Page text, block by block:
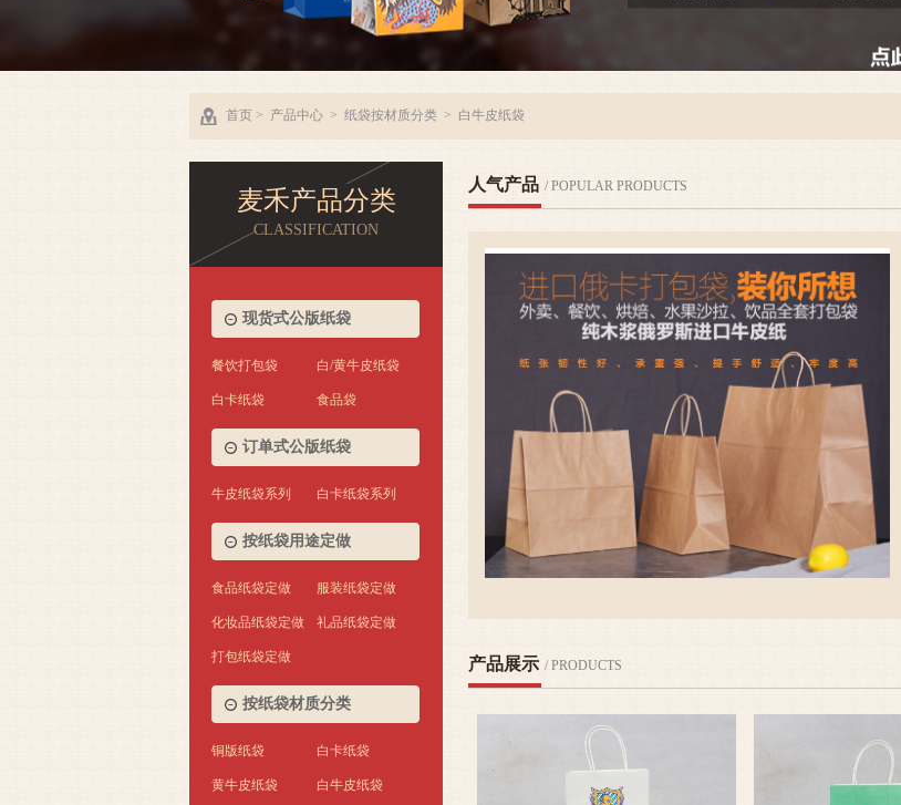
首页 > 产品中心 > 纸袋按材质分类 > 白牛皮纸袋
麦禾产品分类
CLASSIFICATION
现货式公版纸袋
餐饮打包袋 白/黄牛皮纸袋
白卡纸袋 食品袋
订单式公版纸袋
牛皮纸袋系列 白卡纸袋系列
按纸袋用途定做
食品纸袋定做 服装纸袋定做
化妆品纸袋定做 礼品纸袋定做
打包纸袋定做
按纸袋材质分类
铜版纸袋 白卡纸袋
黄牛皮纸袋 白牛皮纸袋
人气产品 / POPULAR PRODUCTS
数量(起订)：现货1只起，定做1000起极限承重：5公
斤以上产品星级：订购热…
产品展示 / PRODUCTS